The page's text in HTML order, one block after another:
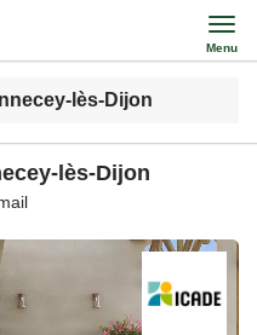
Menu
lès-Dijon
lès-Dijon